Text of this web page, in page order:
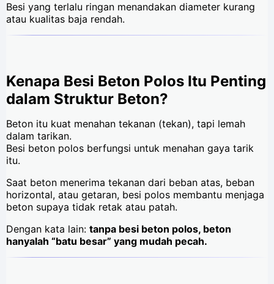
Besi yang terlalu ringan menandakan diameter kurang
atau kualitas baja rendah.
Kenapa Besi Beton Polos Itu Penting
dalam Struktur Beton?
Beton itu kuat menahan tekanan (tekan), tapi lemah
dalam tarikan.
Besi beton polos berfungsi untuk menahan gaya tarik
itu.
Saat beton menerima tekanan dari beban atas, beban
horizontal, atau getaran, besi polos membantu menjaga
beton supaya tidak retak atau patah.
Dengan kata lain: tanpa besi beton polos, beton
hanyalah “batu besar” yang mudah pecah.